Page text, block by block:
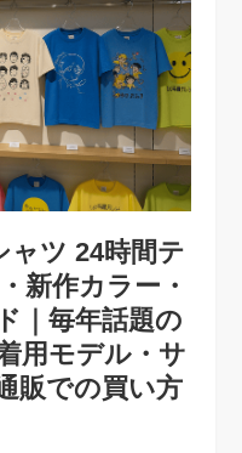
ャツ 24時間テ
新作カラー・
｜毎年話題の
用モデル・サ
販での買い方